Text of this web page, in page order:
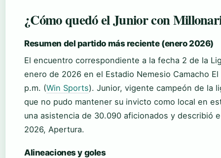
¿Cómo quedó el Junior con
Resumen del partido más reciente (enero 2026)
El encuentro correspondiente a la fecha 2 de la
enero de 2026 en el Estadio Nemesio Camacho
p.m. (Win Sports). Junior, vigente campeón de la
que no pudo mantener su invicto como local en
una asistencia de 30.090 aficionados y describió
2026, Apertura.
Alineaciones y goles